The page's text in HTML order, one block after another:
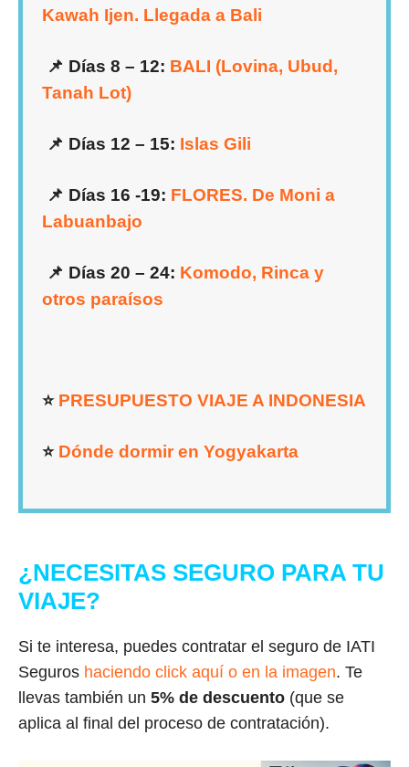
Kawah Ijen. Llegada a Bali
📌 Días 8 – 12: BALI (Lovina, Ubud,
Tanah Lot)
📌 Días 12 – 15: Islas Gili
📌 Días 16 -19: FLORES. De Moni a
Labuanbajo
📌 Días 20 – 24: Komodo, Rinca y
otros paraísos
⭐ PRESUPUESTO VIAJE A INDONESIA
⭐ Dónde dormir en Yogyakarta
¿NECESITAS SEGURO PARA TU
VIAJE?
Si te interesa, puedes contratar el seguro de IATI
Seguros haciendo click aquí o en la imagen. Te
llevas también un 5% de descuento (que se
aplica al final del proceso de contratación).